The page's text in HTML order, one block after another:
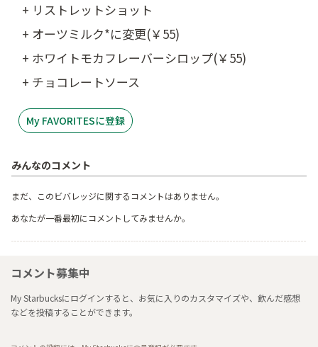
+ リストレットショット
+ オーツミルク*に変更(￥55)
+ ホワイトモカフレーバーシロップ(￥55)
+ チョコレートソース
My FAVORITESに登録
みんなのコメント
まだ、このビバレッジに関するコメントはありません。
あなたが一番最初にコメントしてみませんか。
コメント募集中
My Starbucksにログインすると、お気に入りのカスタマイズや、飲んだ感想
などを投稿することができます。